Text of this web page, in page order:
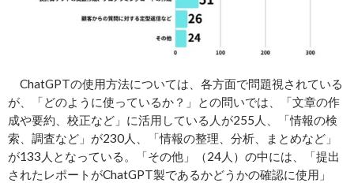
ChatGPTの使用方法については、各方面で問題視されている
が、「どのように使っているか？」との問いでは、「文章の作
成や要約、校正など」に活用している人が255人、「情報の検
索、調査など」が230人、「情報の整理、分析、まとめなど」
が133人となっている。「その他」（24人）の中には、「提出
されたレポートがChatGPT製であるかどうかの確認に使用」